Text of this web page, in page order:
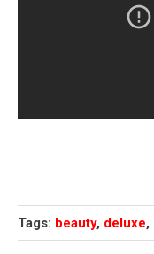
Tags: beauty, deluxe,